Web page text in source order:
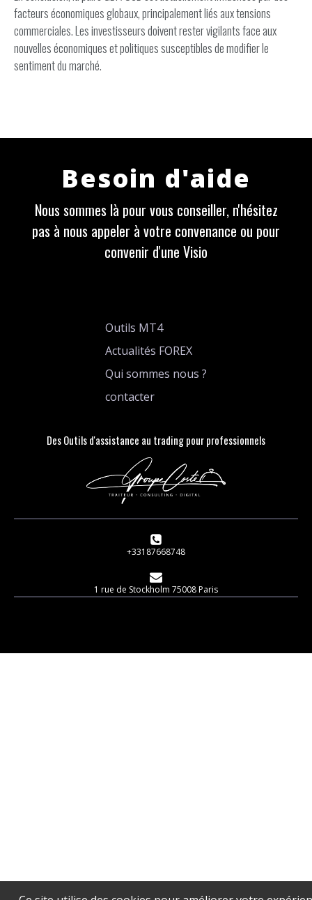
facteurs économiques globaux, principalement liés aux tensions
commerciales. Les investisseurs doivent rester vigilants face aux
nouvelles économiques et politiques susceptibles de modifier le
sentiment du marché.
Besoin d'aide
Nous sommes là pour vous conseiller, n'hésitez
pas à nous appeler à votre convenance ou pour
convenir d'une Visio
Outils MT4
Actualités FOREX
Qui sommes nous ?
contacter
Des Outils d'assistance au trading pour professionnels
+33187668748
1 rue de Stockholm 75008 Paris